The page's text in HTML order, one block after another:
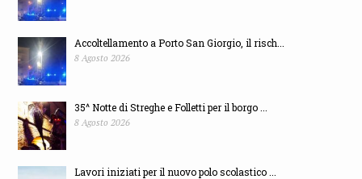
Accoltellamento a Porto San Giorgio, il risch...
8 Agosto 2026
35^ Notte di Streghe e Folletti per il borgo ...
8 Agosto 2026
Lavori iniziati per il nuovo polo scolastico ...